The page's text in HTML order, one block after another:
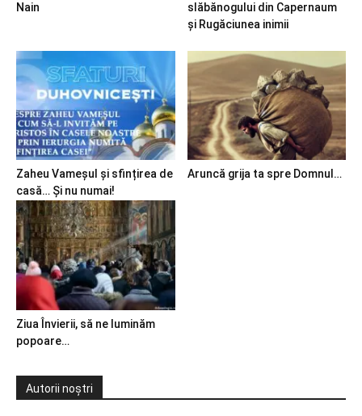
Nain
slăbănogului din Capernaum
și Rugăciunea inimii
Zaheu Vameșul și sfințirea de
casă… Și nu numai!
Aruncă grija ta spre Domnul…
Ziua Învierii, să ne luminăm
popoare…
Autorii noștri